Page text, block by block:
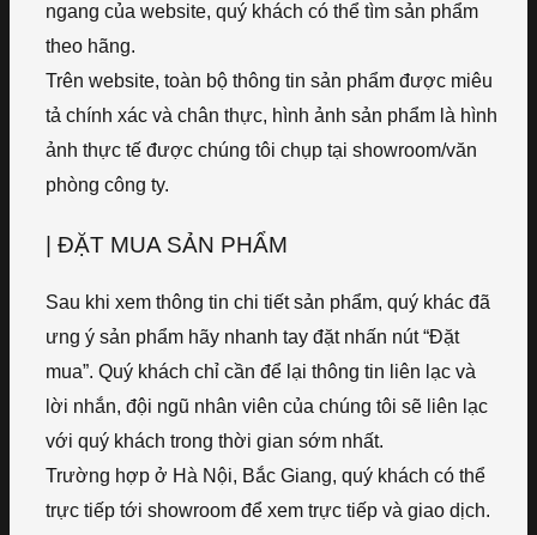
ngang của website, quý khách có thể tìm sản phẩm
theo hãng.
Trên website, toàn bộ thông tin sản phẩm được miêu
tả chính xác và chân thực, hình ảnh sản phẩm là hình
ảnh thực tế được chúng tôi chụp tại showroom/văn
phòng công ty.
| ĐẶT MUA SẢN PHẨM
Sau khi xem thông tin chi tiết sản phẩm, quý khác đã
ưng ý sản phẩm hãy nhanh tay đặt nhấn nút “Đặt
mua”. Quý khách chỉ cần để lại thông tin liên lạc và
lời nhắn, đội ngũ nhân viên của chúng tôi sẽ liên lạc
với quý khách trong thời gian sớm nhất.
Trường hợp ở Hà Nội, Bắc Giang, quý khách có thể
trực tiếp tới showroom để xem trực tiếp và giao dịch.